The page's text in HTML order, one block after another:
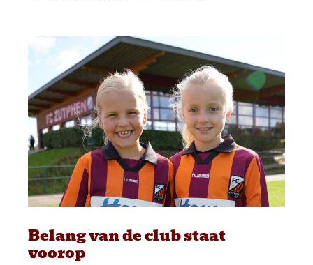
Belang van de club staat
voorop